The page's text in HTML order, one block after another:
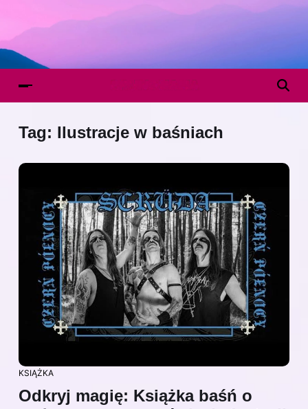
Tag: Ilustracje w baśniach
KSIĄŻKA
Odkryj magię: Książka baśń o